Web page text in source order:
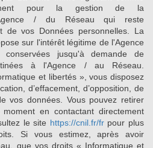
pour la gestion de la
/ du Réseau qui reste
de vos Données personnelles. La
sur l'intérêt légitime de l'Agence
jusqu'à demande de
à l'Agence / au Réseau.
et libertés », vous disposez
d’effacement, d’opposition, de
vos données. Vous pouvez retirer
en contactant directement
le site https://cnil.fr/frpour plus
Si vous estimez, après avoir
que vos droits « Informatique et